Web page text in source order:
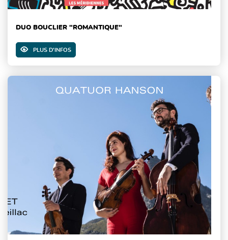
DUO BOUCLIER "ROMANTIQUE"
PLUS D'INFOS